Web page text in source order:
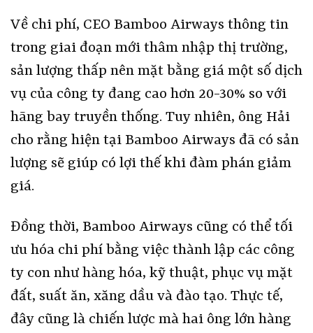
Về chi phí, CEO Bamboo Airways thông tin
trong giai đoạn mới thâm nhập thị trường,
sản lượng thấp nên mặt bằng giá một số dịch
vụ của công ty đang cao hơn 20-30% so với
hãng bay truyền thống. Tuy nhiên, ông Hải
cho rằng hiện tại Bamboo Airways đã có sản
lượng sẽ giúp có lợi thế khi đàm phán giảm
giá.
Đồng thời, Bamboo Airways cũng có thể tối
ưu hóa chi phí bằng việc thành lập các công
ty con như hàng hóa, kỹ thuật, phục vụ mặt
đất, suất ăn, xăng dầu và đào tạo. Thực tế,
đây cũng là chiến lược mà hai ông lớn hàng